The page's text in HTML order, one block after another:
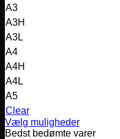
A3
A3H
A3L
A4
A4H
A4L
A5
Clear
Vælg muligheder
Dette
Bedst bedømte varer